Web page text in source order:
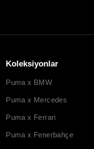
Koleksiyonlar
Puma x BMW
Puma x Mercedes
Puma x Ferrari
Puma x Fenerbahçe